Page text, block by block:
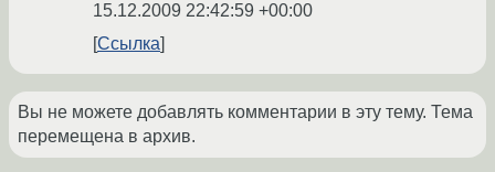
15.12.2009 22:42:59 +00:00
Ссылка
Вы не можете добавлять комментарии в эту тему. Тема
перемещена в архив.